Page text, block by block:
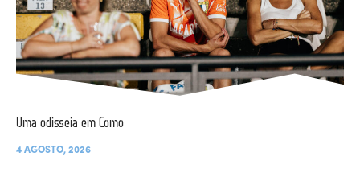
Uma odisseia em Como
4 AGOSTO, 2026